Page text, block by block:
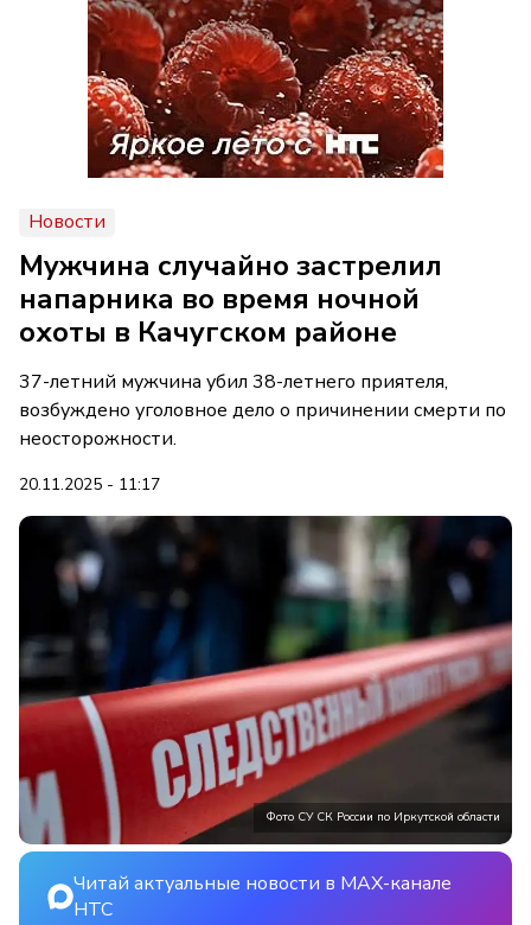
Новости
Мужчина случайно застрелил
напарника во время ночной
охоты в Качугском районе
37-летний мужчина убил 38-летнего приятеля,
возбуждено уголовное дело о причинении смерти по
неосторожности.
20.11.2025 - 11:17
Фото СУ СК России по Иркутской области
Читай актуальные новости в MAX-канале
НТС